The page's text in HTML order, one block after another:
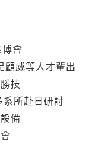
會
威等人才輩出
技
所赴日研討
備